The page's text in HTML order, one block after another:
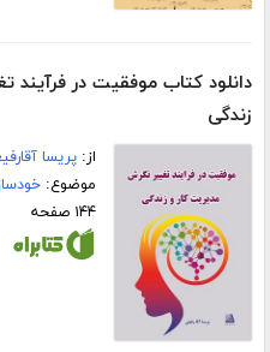
دانلود کتاب موفقیت در فرآیند
زندگی
از:پریسا
موضوع:
۱۴۴ صفحه